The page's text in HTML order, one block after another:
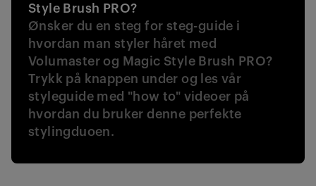
Style Brush PRO?
Ønsker du en steg for steg-guide i
hvordan man styler håret med
Volumaster og Magic Style Brush PRO?
Trykk på knappen under og les vår
styleguide med "how to" videoer på
hvordan du bruker denne perfekte
stylingduoen.